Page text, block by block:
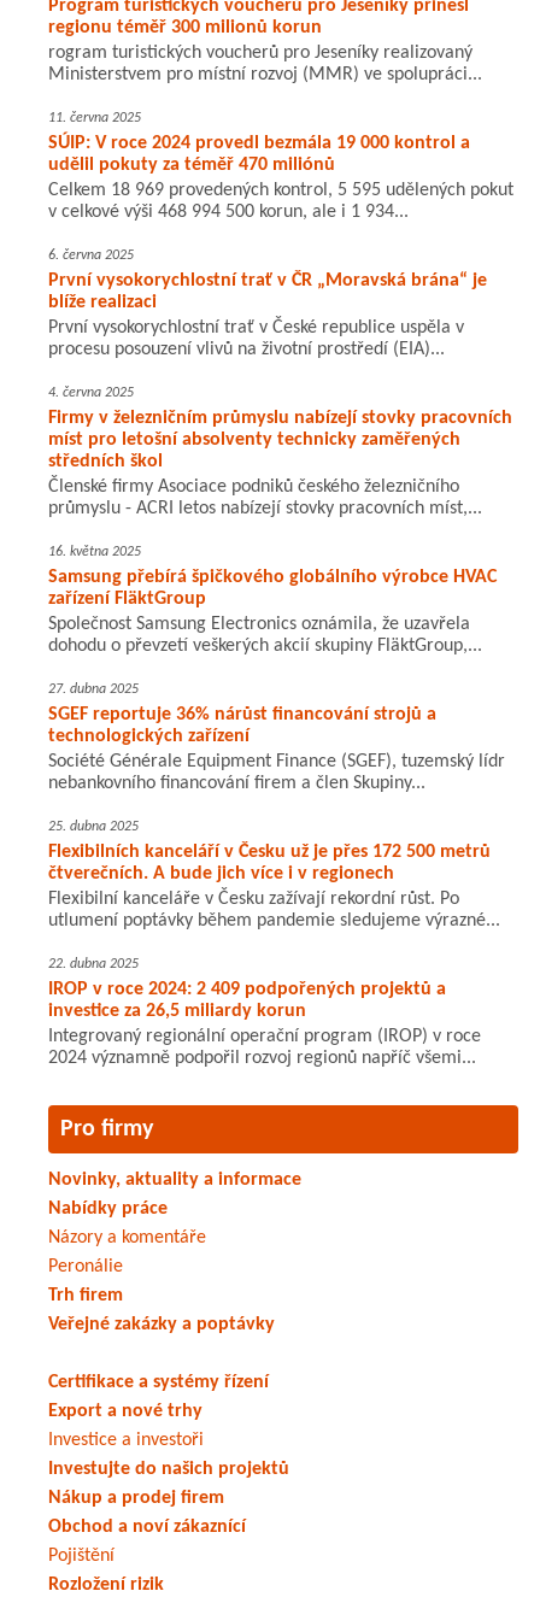
Program turistických voucherů pro Jeseníky přinesl
regionu téměř 300 milionů korun
rogram turistických voucherů pro Jeseníky realizovaný
Ministerstvem pro místní rozvoj (MMR) ve spolupráci...
11. června 2025
SÚIP: V roce 2024 provedl bezmála 19 000 kontrol a
udělil pokuty za téměř 470 miliónů
Celkem 18 969 provedených kontrol, 5 595 udělených pokut
v celkové výši 468 994 500 korun, ale i 1 934...
6. června 2025
První vysokorychlostní trať v ČR „Moravská brána“ je
blíže realizaci
První vysokorychlostní trať v České republice uspěla v
procesu posouzení vlivů na životní prostředí (EIA)...
4. června 2025
Firmy v železničním průmyslu nabízejí stovky pracovních
míst pro letošní absolventy technicky zaměřených
středních škol
Členské firmy Asociace podniků českého železničního
průmyslu - ACRI letos nabízejí stovky pracovních míst,...
16. května 2025
Samsung přebírá špičkového globálního výrobce HVAC
zařízení FläktGroup
Společnost Samsung Electronics oznámila, že uzavřela
dohodu o převzetí veškerých akcií skupiny FläktGroup,...
27. dubna 2025
SGEF reportuje 36% nárůst financování strojů a
technologických zařízení
Société Générale Equipment Finance (SGEF), tuzemský lídr
nebankovního financování firem a člen Skupiny...
25. dubna 2025
Flexibilních kanceláří v Česku už je přes 172 500 metrů
čtverečních. A bude jich více i v regionech
Flexibilní kanceláře v Česku zažívají rekordní růst. Po
utlumení poptávky během pandemie sledujeme výrazné...
22. dubna 2025
IROP v roce 2024: 2 409 podpořených projektů a
investice za 26,5 miliardy korun
Integrovaný regionální operační program (IROP) v roce
2024 významně podpořil rozvoj regionů napříč všemi...
Pro firmy
Novinky, aktuality a informace
Nabídky práce
Názory a komentáře
Peronálie
Trh firem
Veřejné zakázky a poptávky
Certifikace a systémy řízení
Export a nové trhy
Investice a investoři
Investujte do našich projektů
Nákup a prodej firem
Obchod a noví zákaznící
Pojištění
Rozložení rizik